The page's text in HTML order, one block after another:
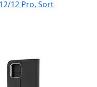
12 Pro, Sort